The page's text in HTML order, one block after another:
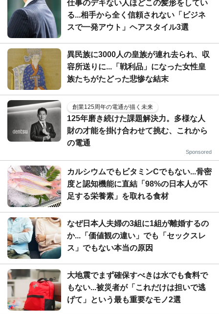
仕事のデキない人ほどこの髪形をしてい
る...相手から全く信頼されない「ビジネ
スで一発アウト」ヘアスタイル3選
異民族に3000人の皇族が連れ去られ、収
容所送りに...「戦利品」になった女性皇
族たちがたどった悲惨な結末
創業125周年の電通が描く未来
125年磨き続けた課題解決力。多様な人
財の才能を掛け合わせて挑む、これから
の電通
Sponsored
カルシウムでもビタミンCでもない...骨密
度と認知機能に直結「98%の日本人が不
足する栄養素」を取れる食材
なぜ日本人夫婦の3組に1組が離婚するの
か...「価値観の違い」でも「セックスレ
ス」でもない本当の原因
大地震でまず確保すべきは水でも食料で
もない...被災者が「これだけは担いで逃
げて」という最も重要なモノ2選